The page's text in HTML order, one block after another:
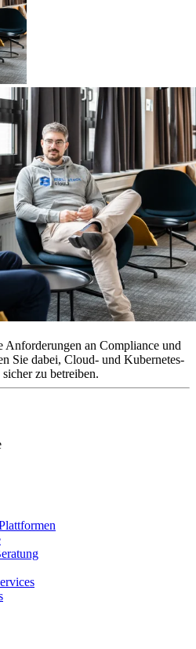
Anforderungen an Compliance und
Sie dabei, Cloud- und Kubernetes-
zu betreiben.